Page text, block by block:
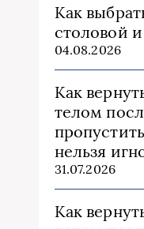
Как
столовой
04.08.2026
Как
телом
нельзя
31.07.2026
Как